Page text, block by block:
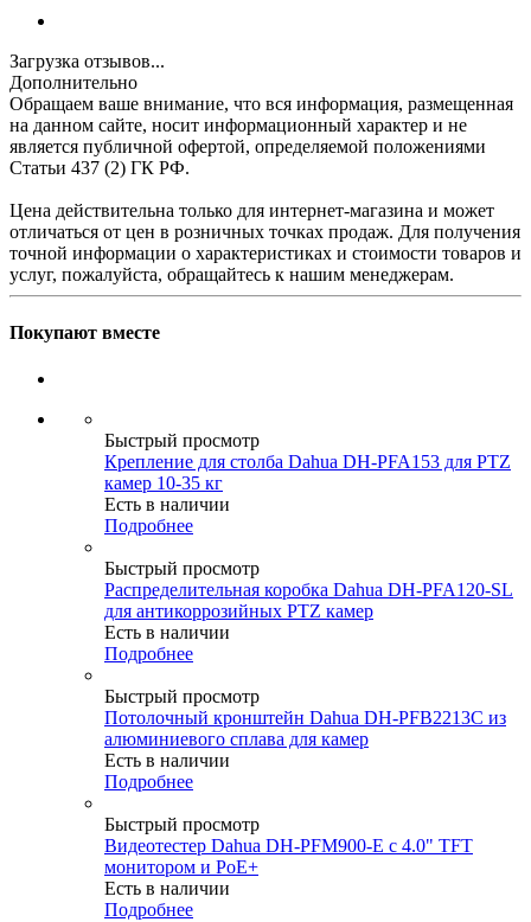
Загрузка отзывов...
Дополнительно
Обращаем ваше внимание, что вся информация, размещенная
на данном сайте, носит информационный характер и не
является публичной офертой, определяемой положениями
Статьи 437 (2) ГК РФ.
Цена действительна только для интернет-магазина и может
отличаться от цен в розничных точках продаж. Для получения
точной информации о характеристиках и стоимости товаров и
услуг, пожалуйста, обращайтесь к нашим менеджерам.
Покупают вместе
Быстрый просмотр
Крепление для столба Dahua DH-PFA153 для PTZ
камер 10-35 кг
Есть в наличии
Подробнее
Быстрый просмотр
Распределительная коробка Dahua DH-PFA120-SL
для антикоррозийных PTZ камер
Есть в наличии
Подробнее
Быстрый просмотр
Потолочный кронштейн Dahua DH-PFB2213C из
алюминиевого сплава для камер
Есть в наличии
Подробнее
Быстрый просмотр
Видеотестер Dahua DH-PFM900-E с 4.0" TFT
монитором и PoE+
Есть в наличии
Подробнее